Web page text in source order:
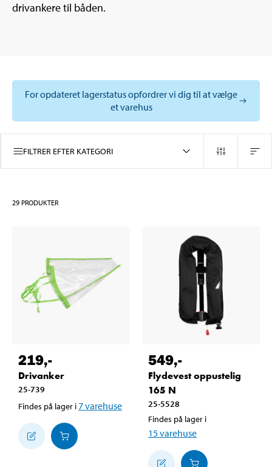
drivankere til båden.
For opdateret lagerstatus opfordrer vi dig til at vælge
et varehus
FILTRER EFTER KATEGORI
29 PRODUKTER
219,-
Drivanker
25-739
Findes på lager i7varehuse
549,-
Flydevest oppustelig
165 N
25-5528
Findes på lager i
15varehuse